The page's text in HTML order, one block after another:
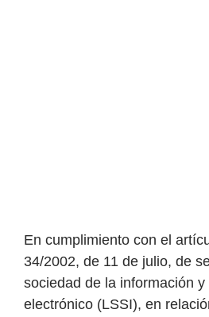
En cumplimiento con el
34/2002, de 11 de julio, de
sociedad de la información
electrónico (LSSI), en